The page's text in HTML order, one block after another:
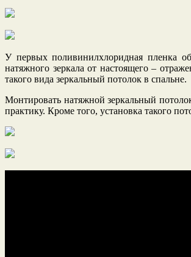
У первых поливинилхлоридная пленка
натяжного зеркала от настоящего –
такого вида зеркальный потолок в спальне.
Монтировать натяжной зеркальный
практику. Кроме того, установка такого